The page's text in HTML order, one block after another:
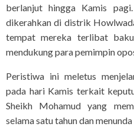
berlanjut hingga Kamis
dikerahkan di distrik
tempat mereka terlibat
mendukung para pemimpin
Peristiwa ini meletus
pada hari Kamis terkait
Sheikh Mohamud yang
selama satu tahun dan